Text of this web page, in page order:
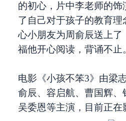
的初心，片中李老师的
了自己对于孩子的教育理
心小朋友为周俞辰送上了
福他开心阅读，背诵不止
电影《小孩不笨3》由梁
俞辰、容启航、曹国辉、
吴委恩等主演，目前正在